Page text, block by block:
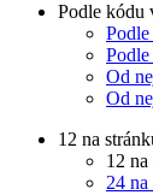
Podle kódu
Od
Od
12 na
12 na
24 na